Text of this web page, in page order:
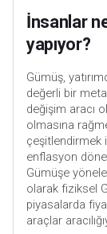
İnsanlar
yapıyor?
Gümüş,
değerli bir
değişim aracı
olmasına
çeşitlendirmek
enflasyon
Gümüşe
olarak fiziksel
piyasalarda
araçlar